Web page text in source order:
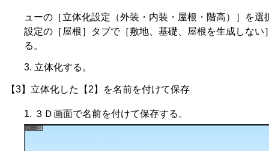
ューの［立体化設定（外装・内装・屋根・階高）］を選
設定の［屋根］タブで［敷地、基礎、屋根を生成しない
る。
立体化する。
【3】立体化した【2】を名前を付けて保存
３Ｄ画面で名前を付けて保存する。